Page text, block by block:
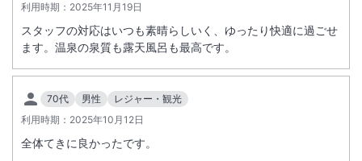
利用時期： 2025年11月19日
スタッフの対応はいつも素晴らしいく、ゆったり快適に過ごせ
ます。温泉の泉質も露天風呂も最高です。
70代 男性
レジャー・観光
利用時期： 2025年10月12日
全体てきに良かったです。